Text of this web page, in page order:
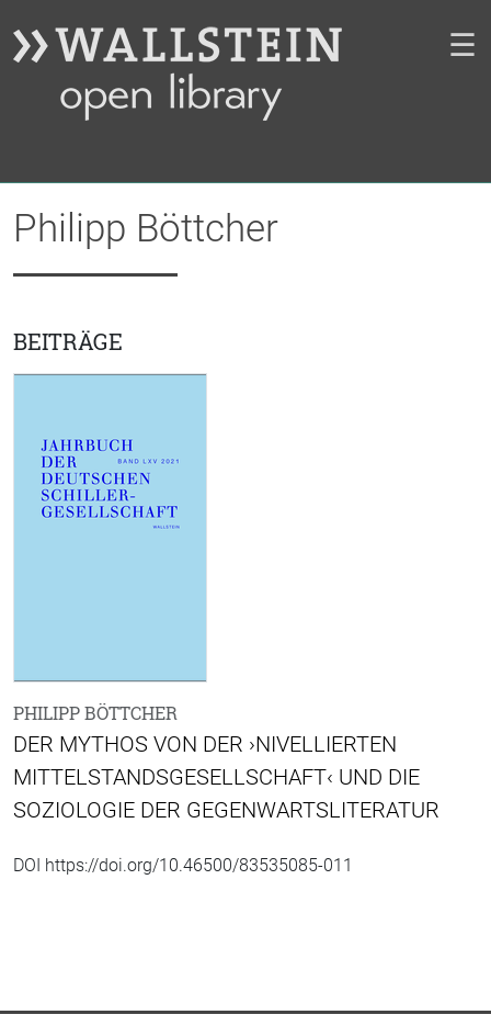
☰
Philipp Böttcher
BEITRÄGE
PHILIPP BÖTTCHER
DER MYTHOS VON DER ›NIVELLIERTEN
MITTELSTANDSGESELLSCHAFT‹ UND DIE
SOZIOLOGIE DER GEGENWARTSLITERATUR
DOI https://doi.org/10.46500/83535085-011